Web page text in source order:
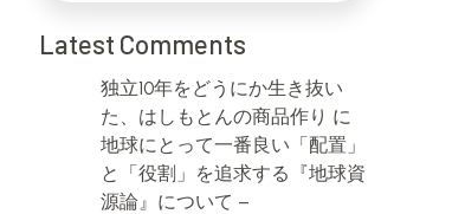
Latest Comments
独立10年をどうにか生き抜い
た、はしもとんの商品作り に
地球にとって一番良い「配置」
と「役割」を追求する『地球資
源論』について –